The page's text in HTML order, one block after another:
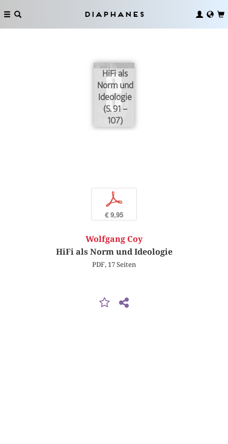
Diaphanes
HiFi als
Norm und
Ideologie
(S. 91 –
107)
p
€ 9,95
Wolfgang Coy
HiFi als Norm und Ideologie
PDF, 17 Seiten